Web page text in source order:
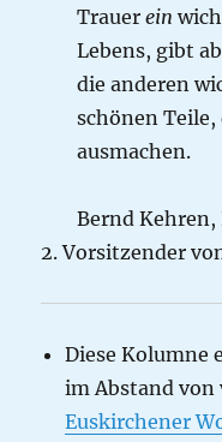
Trauer ein
Lebens, gibt
die anderen
schönen Teile,
ausmachen.
Bernd Kehren,
2. Vorsitzender
Diese Kolumne
im Abstand von
Euskirchener